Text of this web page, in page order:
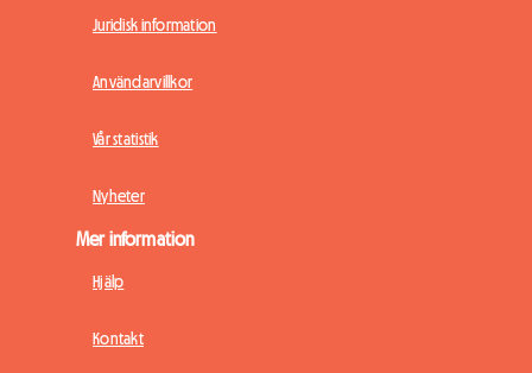
Juridisk information
Användarvillkor
Vår statistik
Nyheter
Mer information
Hjälp
Kontakt